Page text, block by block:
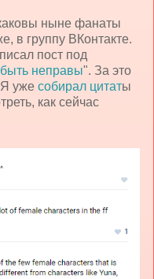
ныне фанаты
в группу ВКонтакте.
пост под
неправы". За это
уже собирал цитаты
как сейчас